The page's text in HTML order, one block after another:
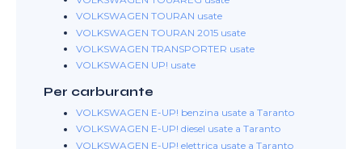
VOLKSWAGEN TOURAN usate
VOLKSWAGEN TOURAN 2015 usate
VOLKSWAGEN TRANSPORTER usate
VOLKSWAGEN UP! usate
Per carburante
VOLKSWAGEN E-UP! benzina usate a Taranto
VOLKSWAGEN E-UP! diesel usate a Taranto
VOLKSWAGEN E-UP! elettrica usate a Taranto